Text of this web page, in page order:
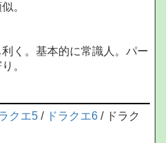
。
く。基本的に常識人。パー
。
クエ5 / ドラクエ6 / ドラク